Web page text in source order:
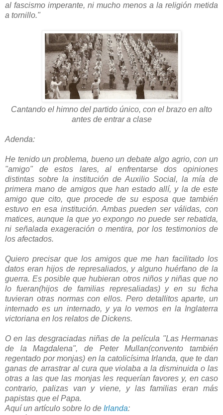
al fascismo imperante, ni mucho menos a la religión metida
a tornillo."
Cantando el himno del partido único, con el brazo en alto
antes de entrar a clase
Adenda:
He tenido un problema, bueno un debate algo agrio, con un
"amigo" de estos lares, al enfrentarse dos opiniones
distintas sobre la institución de Auxilio Social, la mía de
primera mano de amigos que han estado allí, y la de este
amigo que cito, que procede de su esposa que también
estuvo en esa institución. Ambas pueden ser válidas, con
matices, aunque la que yo expongo no puede ser rebatida,
ni señalada exageración o mentira, por los testimonios de
los afectados.
Quiero precisar que los amigos que me han facilitado los
datos eran hijos de represaliados, y alguno huérfano de la
guerra. Es posible que hubieran otros niños y niñas que no
lo fueran(hijos de familias represaliadas) y en su ficha
tuvieran otras normas con ellos. Pero detallitos aparte, un
internado es un internado, y ya lo vemos en la Inglaterra
victoriana en los relatos de Dickens.
O en las desgraciadas niñas de la película "Las Hermanas
de la Magdalena", de Peter Mullan(convento también
regentado por monjas) en la catolicísima Irlanda, que te dan
ganas de arrastrar al cura que violaba a la disminuida o las
otras a las que las monjas les requerían favores y, en caso
contrario, palizas van y viene, y las familias eran más
papistas que el Papa.
Aquí un artículo sobre lo de Irlanda: